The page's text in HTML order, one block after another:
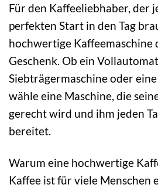
Für den Kaffeeliebhaber, der
perfekten Start in den Tag
hochwertige Kaffeemaschine
Geschenk. Ob ein
Siebträgermaschine oder
wähle eine Maschine, die
gerecht wird und ihm jeden
bereitet.
Warum eine hochwertige
Kaffee ist für viele Menschen